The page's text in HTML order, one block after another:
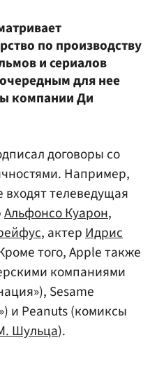
по производству
и сериалов
для нее
компании Ди
договоры со
Например,
телеведущая
Альфонсо Куарон,
, актерИдрис
того, Apple также
компаниями
Sesame
и Peanuts (комиксы
Шульца).